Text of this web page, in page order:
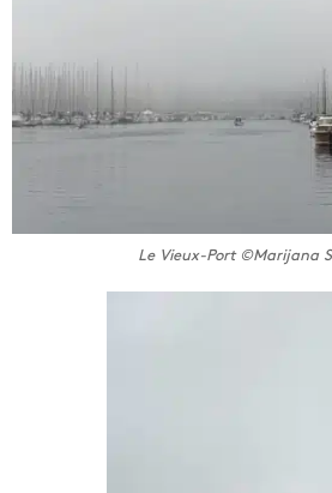
Le Vieux-Port ©Marijana